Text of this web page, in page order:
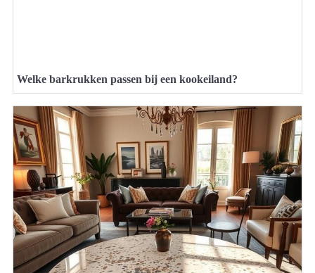
Welke barkrukken passen bij een kookeiland?